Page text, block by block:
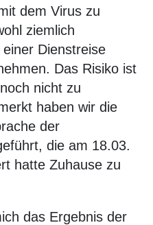
dem Virus zu
ziemlich
Dienstreise
Das Risiko ist
nicht zu
haben wir die
der
die am 18.03.
hatte Zuhause zu
das Ergebnis der